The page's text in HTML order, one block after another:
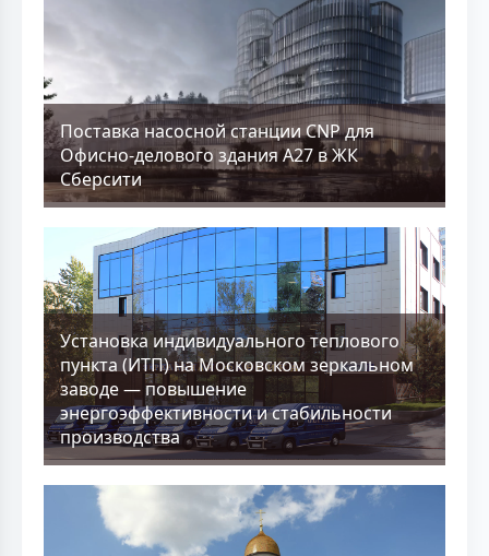
Поставка насосной станции CNP для
Офисно-делового здания А27 в ЖК
Сберсити
Установка индивидуального теплового
пункта (ИТП) на Московском зеркальном
заводе — повышение
энергоэффективности и стабильности
производства